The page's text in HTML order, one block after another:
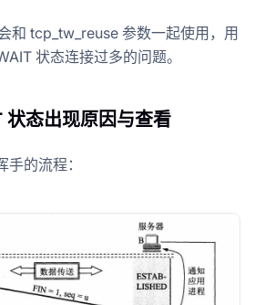
和 tcp_tw_reuse 参数一起使用，用
状态连接过多的问题。
状态出现原因与查看
的流程：